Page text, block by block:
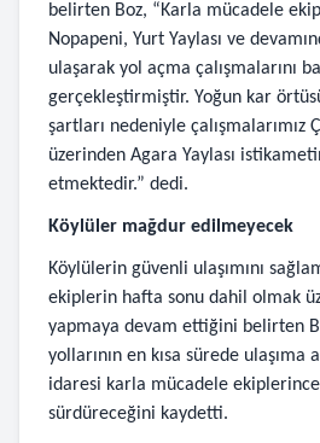
belirten Boz, “Karla mücadele
Nopapeni, Yurt Yaylası ve
ulaşarak yol açma çalışmalarını
gerçekleştirmiştir. Yoğun kar
şartları nedeniyle çalışmalarımız
üzerinden Agara Yaylası
etmektedir.” dedi.
Köylüler mağdur edilmeyecek
Köylülerin güvenli ulaşımını
ekiplerin hafta sonu dahil olmak
yapmaya devam ettiğini belirten
yollarının en kısa sürede ulaşıma
idaresi karla mücadele ekiplerince
sürdüreceğini kaydetti.